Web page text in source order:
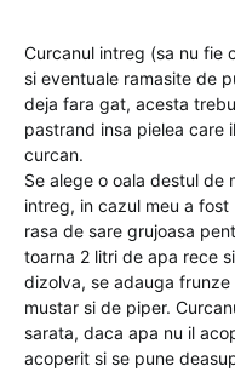
Curcanul intreg (sa nu fie
si eventuale ramasite de
deja fara gat, acesta
pastrand insa pielea care
curcan.
Se alege o oala destul de
intreg, in cazul meu a
rasa de sare grujoasa
toarna 2 litri de apa rece
dizolva, se adauga
mustar si de piper.
sarata, daca apa nu il
acoperit si se pune